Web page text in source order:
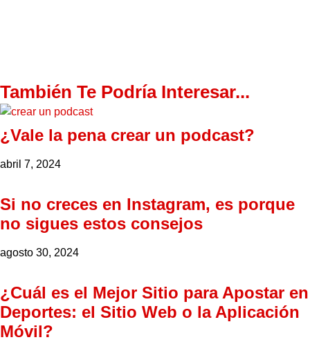
También Te Podría Interesar...
¿Vale la pena crear un podcast?
abril 7, 2024
Si no creces en Instagram, es porque
no sigues estos consejos
agosto 30, 2024
¿Cuál es el Mejor Sitio para Apostar en
Deportes: el Sitio Web o la Aplicación
Móvil?